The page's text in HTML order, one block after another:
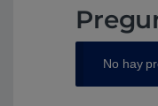
No hay